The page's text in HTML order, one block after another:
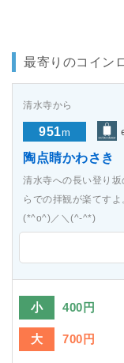
最寄りのコイン
清水寺から
951m
陶点睛かわさき
清水寺への長い登り
らでの拝観が楽てす
(*^o^)／＼(^-^*)
小 400円
大 700円